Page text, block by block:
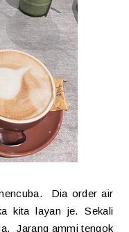
Dia order air
kita layan je.Sekali
Jarang ammi tengok